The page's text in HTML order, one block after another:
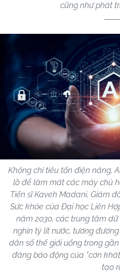
cũng như phát
Không chỉ tiêu tốn điện năng,
lồ để làm mát các máy chủ
Tiến sĩ Kaveh Madani, Giám
Sức khỏe của Đại học Liên
năm 2030, các trung tâm
nghìn tỷ lít nước, tương
dân số thế giới uống trong
đáng báo động của "cơn
tạo